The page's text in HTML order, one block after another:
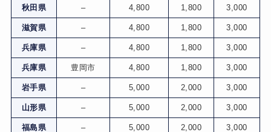
秋田県 – 4,800 1,800 3,000
滋賀県 – 4,800 1,800 3,000
兵庫県 – 4,800 1,800 3,000
兵庫県 豊岡市 4,800 1,800 3,000
岩手県 – 5,000 2,000 3,000
山形県 – 5,000 2,000 3,000
福島県 – 5,000 2,000 3,000